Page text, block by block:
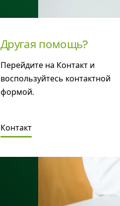
Другая помощь?
Перейдите на Контакт и
воспользуйтесь контактной
формой.
Контакт